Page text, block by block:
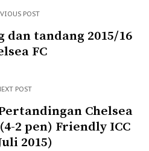
POST
dan tandang 2015/16
FC
POST
Chelsea
2 pen) Friendly ICC
2015)